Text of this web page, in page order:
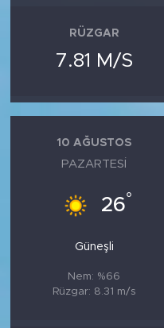
RÜZGAR
7.81 M/S
10 AĞUSTOS
PAZARTESI
26°
Güneşli
Nem: %66
Rüzgar: 8.31 m/s